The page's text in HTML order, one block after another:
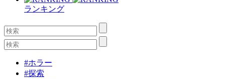
ランキング
#ホラー
#探索